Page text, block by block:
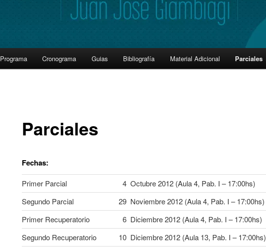
Programa Cronograma Guias Bibliografía Material Adicional Parciales
Parciales
Fechas:
Primer Parcial
4 Octubre 2012 (Aula 4, Pab. I – 17:00hs)
Segundo Parcial
29 Noviembre 2012 (Aula 4, Pab. I – 17:00hs)
Primer Recuperatorio
6 Diciembre 2012 (Aula 4, Pab. I – 17:00hs)
Segundo Recuperatorio
10 Diciembre 2012 (Aula 13, Pab. I – 17:00hs)